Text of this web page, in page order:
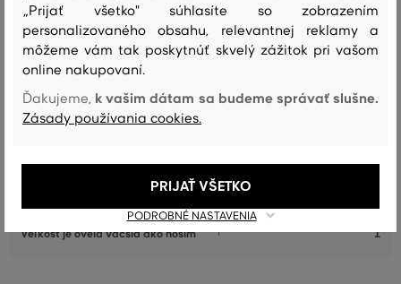
AKO SEDELA VYBRANÁ VEĽKOSŤ NAŠIM ZÁKAZNÍKOM
Veľkosť je oveľa menšia ako nosím
Veľkosť je o niečo menšia ako
nosím
9
Veľkosť je o niečo väčšia ako
Veľkosť je oveľa väčšia ako nosím 1
„Prijať všetko" súhlasíte so zobrazením
personalizovaného obsahu, relevantnej reklamy a
môžeme vám tak poskytnúť skvelý zážitok pri vašom
online nakupovaní.
Ďakujeme, k vašim dátam sa budeme správať slušne.
Zásady používania cookies.
PODROBNÉ NASTAVENIA
PRIJAŤ VŠETKO